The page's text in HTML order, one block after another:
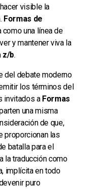
visible la
Formas de
como una línea de
y mantener viva la
z/b.
del debate moderno
los términos del
invitados a Formas
una misma
de que,
proporcionan las
batalla para el
la traducción como
implícita en todo
puro